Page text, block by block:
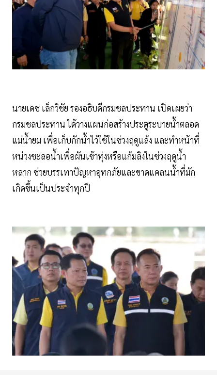
นายเดช เล็กวิชัย รองอธิบดีกรมชลประทาน เปิดเผยว่า
กรมชลประทาน ได้วางแผนก่อสร้างประตูระบายน้ำตลอด
แม่น้ำยม เพื่อเก็บกักน้ำไว้ใช้ในช่วงฤดูแล้ง และทำหน้าที่
หน่วงชะลอน้ำเพื่อผันเข้าทุ่งหรือแก้มลิงในช่วงฤดูน้ำ
หลาก ช่วยบรรเทาปัญหาอุทกภัยและขาดแคลนน้ำที่มัก
เกิดขึ้นเป็นประจำทุกปี